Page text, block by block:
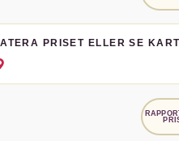
PRISET ELLER SE